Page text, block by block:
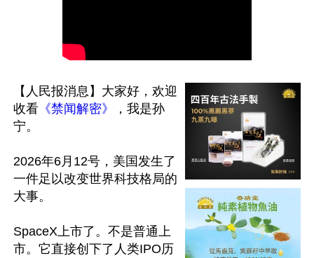
【人民报消息】大家好，欢迎
收看 《禁闻解密》
，我是孙
宁。
2026年6月12号，美国发生了
一件足以改变世界科技格局的
大事。
SpaceX上市了。不是普通上
市。它直接创下了人类IPO历